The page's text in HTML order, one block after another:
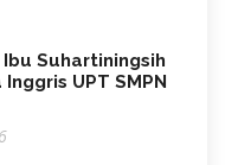
Suhartiningsih
UPT SMPN